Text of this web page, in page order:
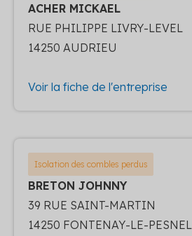
ACHER MICKAEL
RUE PHILIPPE LIVRY-LEVEL
14250 AUDRIEU
Voir la fiche de l'entreprise
Isolation des combles perdus
BRETON JOHNNY
39 RUE SAINT-MARTIN
14250 FONTENAY-LE-PESNEL